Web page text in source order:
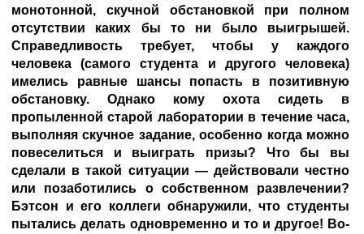
монотонной, скучной обстановкой при полном
отсутствии каких бы то ни было выигрышей.
Справедливость требует, чтобы у каждого
человека (самого студента и другого человека)
имелись равные шансы попасть в позитивную
обстановку. Однако кому охота сидеть в
пропыленной старой лаборатории в течение часа,
выполняя скучное задание, особенно когда можно
повеселиться и выиграть призы? Что бы вы
сделали в такой ситуации — действовали честно
или позаботились о собственном развлечении?
Бэтсон и его коллеги обнаружили, что студенты
пытались делать одновременно и то и другое! Во-